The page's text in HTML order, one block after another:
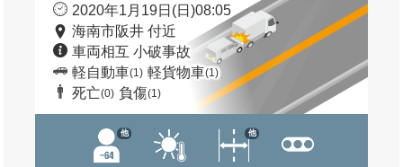
2020年1月19日(日)08:05
海南市阪井 付近
車両相互 小破事故
軽自動車(1) 軽貨物車(1)
死亡(0) 負傷(1)
他 他